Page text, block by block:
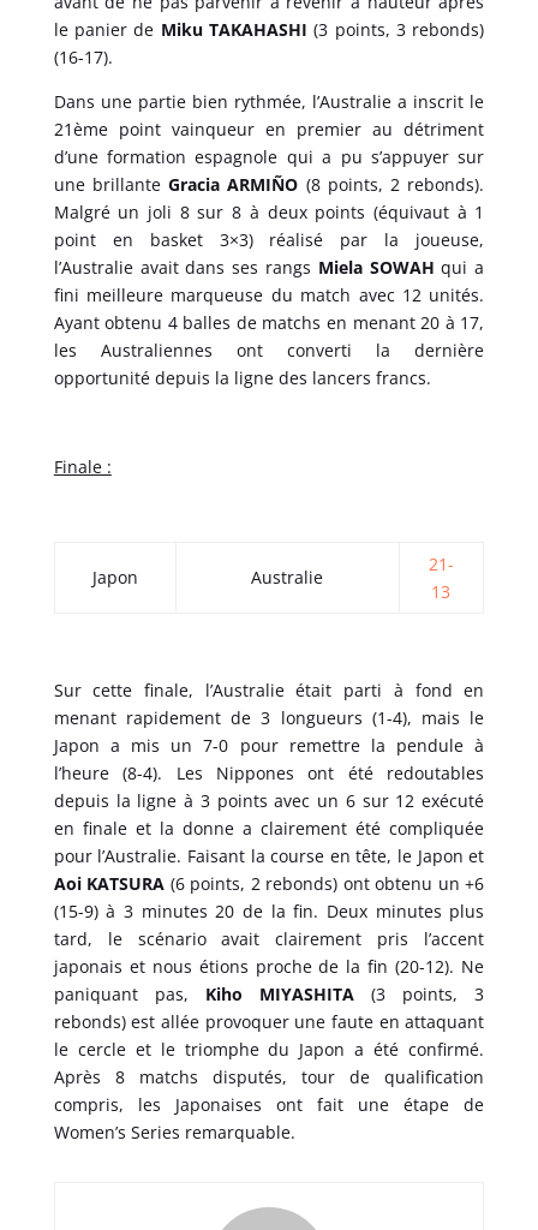
le panier de Miku TAKAHASHI (3 points, 3 rebonds)
(16-17).
Dans une partie bien rythmée, l’Australie a inscrit le
21ème point vainqueur en premier au détriment
d’une formation espagnole qui a pu s’appuyer sur
une brillanteGracia ARMIÑO (8 points, 2 rebonds).
Malgré un joli 8 sur 8 à deux points (équivaut à 1
point en basket 3×3) réalisé par la joueuse,
l’Australie avait dans ses rangs Miela SOWAH qui a
fini meilleure marqueuse du match avec 12 unités.
Ayant obtenu 4 balles de matchs en menant 20 à 17,
les Australiennes ont converti la dernière
opportunité depuis la ligne des lancers francs.
Finale :
Japon Australie
21-
13
Sur cette finale, l’Australie était parti à fond en
menant rapidement de 3 longueurs (1-4), mais le
Japon a mis un 7-0 pour remettre la pendule à
l’heure (8-4). Les Nippones ont été redoutables
depuis la ligne à 3 points avec un 6 sur 12 exécuté
en finale et la donne a clairement été compliquée
pour l’Australie. Faisant la course en tête, le Japon et
Aoi KATSURA (6 points, 2 rebonds) ont obtenu un +6
(15-9) à 3 minutes 20 de la fin. Deux minutes plus
tard, le scénario avait clairement pris l’accent
japonais et nous étions proche de la fin (20-12). Ne
paniquant pas, Kiho MIYASHITA (3 points, 3
rebonds) est allée provoquer une faute en attaquant
le cercle et le triomphe du Japon a été confirmé.
Après 8 matchs disputés, tour de qualification
compris, les Japonaises ont fait une étape de
Women’s Series remarquable.